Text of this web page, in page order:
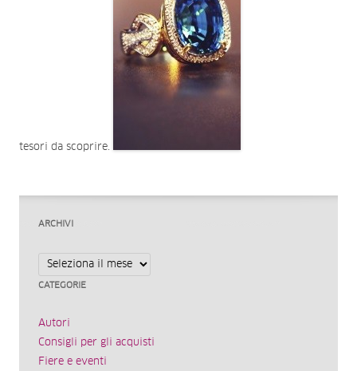
tesori da scoprire.
ARCHIVI
Archivi
CATEGORIE
Autori
Consigli per gli acquisti
Fiere e eventi